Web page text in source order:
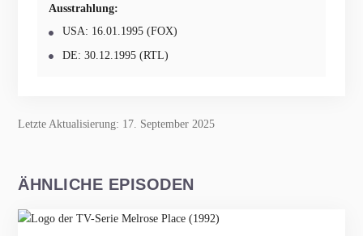
Ausstrahlung:
USA: 16.01.1995 (FOX)
DE: 30.12.1995 (RTL)
Letzte Aktualisierung: 17. September 2025
ÄHNLICHE EPISODEN